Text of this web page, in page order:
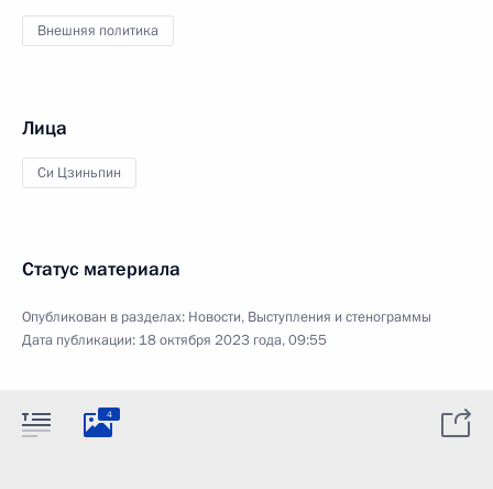
Внешняя политика
Лица
Си Цзиньпин
Статус материала
Опубликован в разделах: Новости, Выступления и стенограммы
Дата публикации: 18 октября 2023 года, 09:55
4